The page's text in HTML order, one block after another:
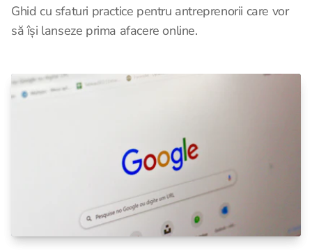
Ghid cu sfaturi practice pentru antreprenorii care vor
să își lanseze prima afacere online.